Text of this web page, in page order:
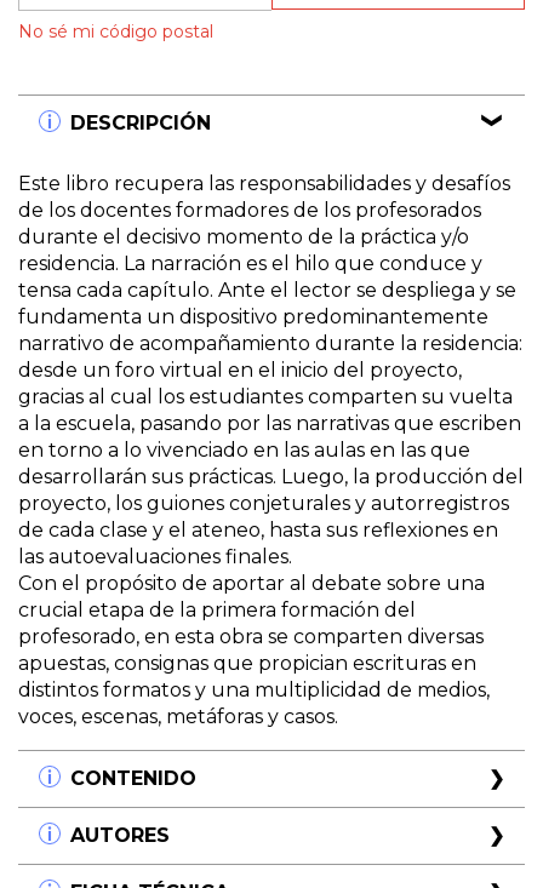
No sé mi código postal
DESCRIPCIÓN
Este libro recupera las responsabilidades y desafíos
de los docentes formadores de los profesorados
durante el decisivo momento de la práctica y/o
residencia. La narración es el hilo que conduce y
tensa cada capítulo. Ante el lector se despliega y se
fundamenta un dispositivo predominantemente
narrativo de acompañamiento durante la residencia:
desde un foro virtual en el inicio del proyecto,
gracias al cual los estudiantes comparten su vuelta
a la escuela, pasando por las narrativas que escriben
en torno a lo vivenciado en las aulas en las que
desarrollarán sus prácticas. Luego, la producción del
proyecto, los guiones conjeturales y autorregistros
de cada clase y el ateneo, hasta sus reflexiones en
las autoevaluaciones finales.
Con el propósito de aportar al debate sobre una
crucial etapa de la primera formación del
profesorado, en esta obra se comparten diversas
apuestas, consignas que propician escrituras en
distintos formatos y una multiplicidad de medios,
voces, escenas, metáforas y casos.
CONTENIDO
Introducción
Práctica docente y narración
¿Qué es narrar?
AUTORES
Carola Hermida